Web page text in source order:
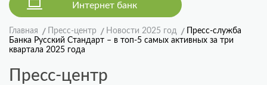
Интернет банк
Главная Пресс-центр Новости 2025 год
Пресс-служба
Банка Русский Стандарт – в топ-5 самых активных за три
квартала 2025 года
Пресс-центр